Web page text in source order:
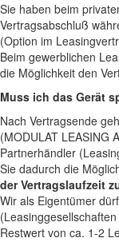
Sie haben beim
Vertragsabschluß
(Option im
Beim gewerblichen
die Möglichkeit den
Muss ich das Gerät
Nach Vertragsende
(MODULAT LEASING
Partnerhändler
Sie dadurch die
der Vertragslaufzeit
Wir als Eigentümer
Restwert von ca. 1-2